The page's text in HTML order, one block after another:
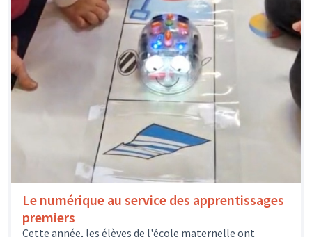
Le numérique au service des apprentissages
premiers
Cette année, les élèves de l'école maternelle ont